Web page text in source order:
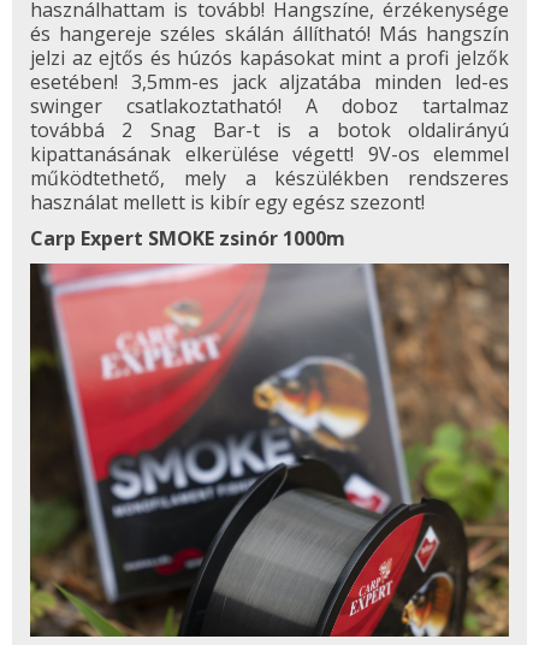
használhattam is tovább! Hangszíne, érzékenysége
és hangereje széles skálán állítható! Más hangszín
jelzi az ejtős és húzós kapásokat mint a profi jelzők
esetében! 3,5mm-es jack aljzatába minden led-es
swinger csatlakoztatható! A doboz tartalmaz
továbbá 2 Snag Bar-t is a botok oldalirányú
kipattanásának elkerülése végett! 9V-os elemmel
működtethető, mely a készülékben rendszeres
használat mellett is kibír egy egész szezont!
Carp Expert SMOKE zsinór 1000m